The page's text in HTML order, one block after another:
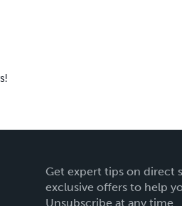
Get expert tips on direct
exclusive offers to help
Unsubscribe at any time.